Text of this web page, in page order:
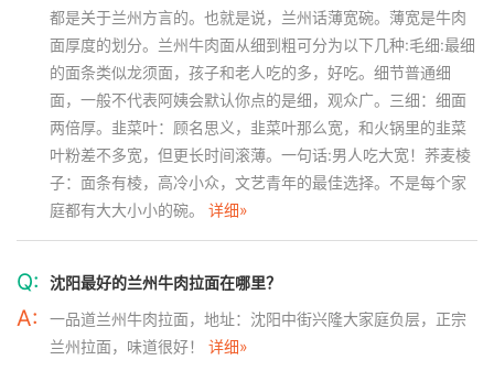
都是关于兰州方言的。也就是说，兰州话薄宽碗。薄宽是牛肉
面厚度的划分。兰州牛肉面从细到粗可分为以下几种:毛细:最细
的面条类似龙须面，孩子和老人吃的多，好吃。细节普通细
面，一般不代表阿姨会默认你点的是细，观众广。三细：细面
两倍厚。韭菜叶：顾名思义，韭菜叶那么宽，和火锅里的韭菜
叶粉差不多宽，但更长时间滚薄。一句话:男人吃大宽！荞麦棱
子：面条有棱，高冷小众，文艺青年的最佳选择。不是每个家
庭都有大大小小的碗。 详细»
Q: 沈阳最好的兰州牛肉拉面在哪里？
A:
一品道兰州牛肉拉面，地址：沈阳中街兴隆大家庭负层，正宗
兰州拉面，味道很好！ 详细»